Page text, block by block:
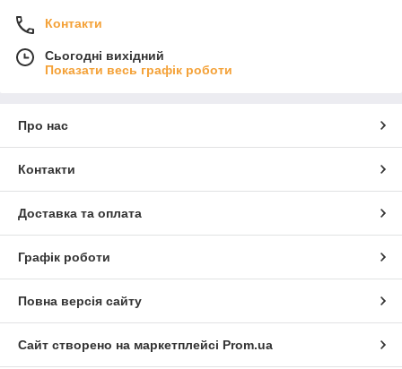
Контакти
Сьогодні вихідний
Показати весь графік роботи
Про нас
Контакти
Доставка та оплата
Графік роботи
Повна версія сайту
Сайт створено на маркетплейсі Prom.ua